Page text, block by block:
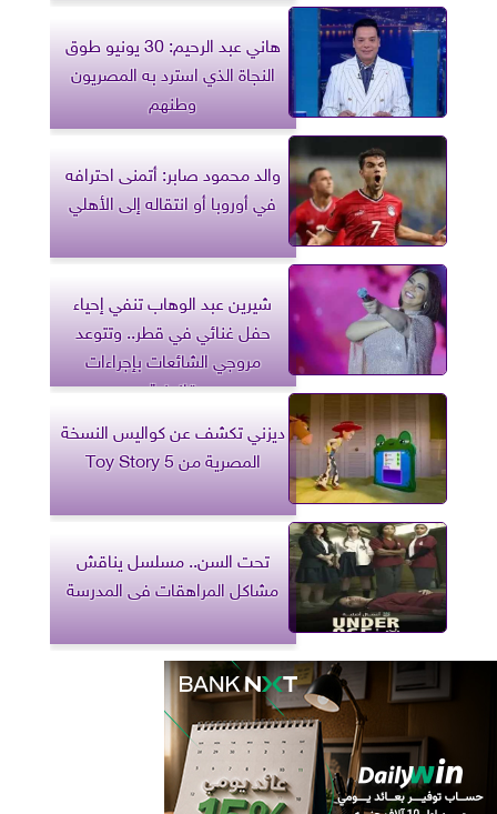
هاني عبد الرحيم: 30 يونيو طوق
النجاة الذي استرد به المصريون
وطنهم
والد محمود صابر: أتمنى احترافه
في أوروبا أو انتقاله إلى الأهلي
شيرين عبد الوهاب تنفي إحياء
حفل غنائي في قطر.. وتتوعد
مروجي الشائعات بإجراءات
قانونية
ديزني تكشف عن كواليس النسخة
المصرية من Toy Story 5
تحت السن.. مسلسل يناقش
مشاكل المراهقات فى المدرسة